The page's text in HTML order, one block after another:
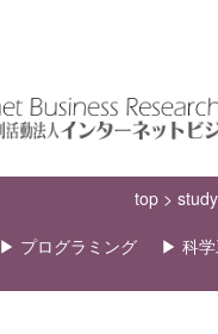
top > study
▶ プログラミング ▶ 科